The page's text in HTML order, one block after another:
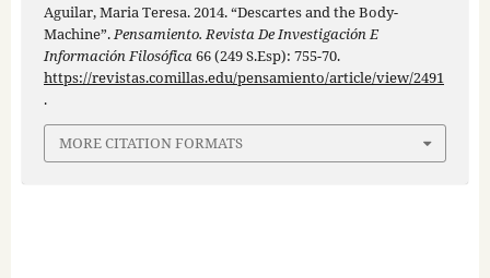
Aguilar, Maria Teresa. 2014. “Descartes and the Body-
Machine”.Pensamiento. Revista De Investigación E
Información Filosófica66 (249 S.Esp): 755-70.
https://revistas.comillas.edu/pensamiento/article/view/2491
.
MORE CITATION FORMATS